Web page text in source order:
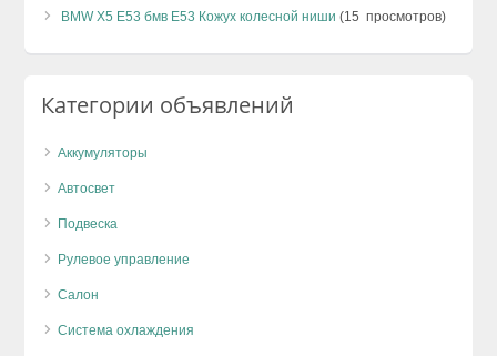
BMW X5 E53 бмв Е53 Кожух колесной ниши (15 просмотров)
Категории объявлений
Аккумуляторы
Автосвет
Подвеска
Рулевое управление
Салон
Система охлаждения